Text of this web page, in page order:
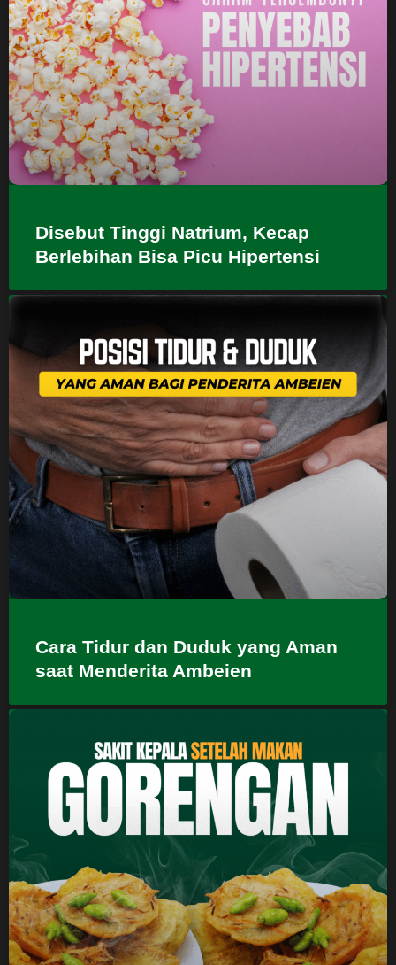
Disebut Tinggi Natrium, Kecap
Berlebihan Bisa Picu Hipertensi
Cara Tidur dan Duduk yang Aman
saat Menderita Ambeien